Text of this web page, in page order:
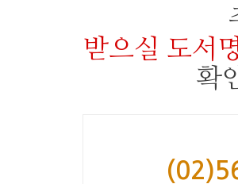
받으실 도서
확